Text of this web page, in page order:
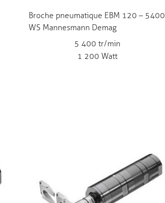
Broche pneumatique EBM 120 – 5400
WS Mannesmann Demag
5 400 tr/min
1 200 Watt